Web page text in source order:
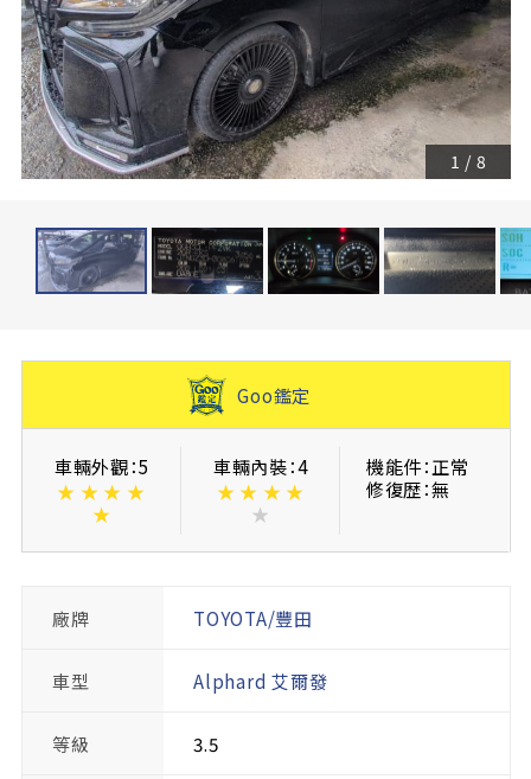
1 / 8
Goo鑑定
車輛外觀：5
★ ★ ★ ★
★
車輛內裝：4
★ ★ ★ ★
★
機能件：正常
修復歴：無
廠牌 TOYOTA/豐田
車型 Alphard 艾爾發
等級 3.5